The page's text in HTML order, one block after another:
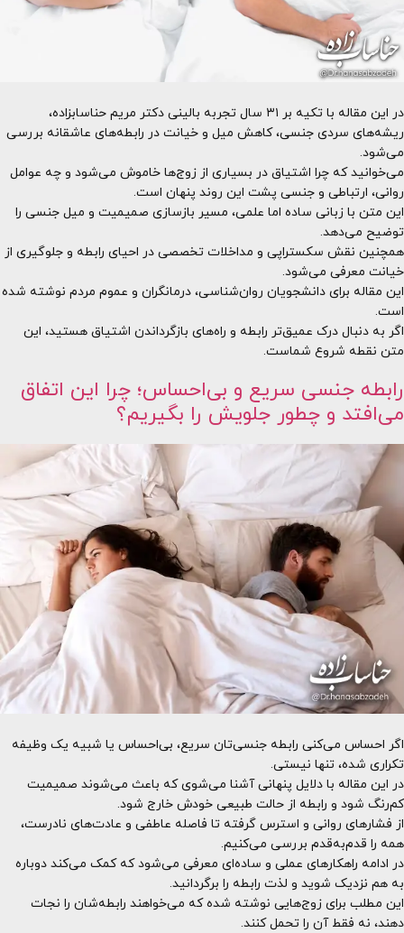
در این مقاله با تکیه بر ۳۱ سال تجربه بالینی دکتر مریم حناسابزاده،
ریشه‌های سردی جنسی، کاهش میل و خیانت در رابطه‌های عاشقانه بررسی
می‌شود.
می‌خوانید که چرا اشتیاق در بسیاری از زوج‌ها خاموش می‌شود و چه عوامل
روانی، ارتباطی و جنسی پشت این روند پنهان است.
این متن با زبانی ساده اما علمی، مسیر بازسازی صمیمیت و میل جنسی را
توضیح می‌دهد.
همچنین نقش سکستراپی و مداخلات تخصصی در احیای رابطه و جلوگیری از
خیانت معرفی می‌شود.
این مقاله برای دانشجویان روان‌شناسی، درمانگران و عموم مردم نوشته شده
است.
اگر به دنبال درک عمیق‌تر رابطه و راه‌های بازگرداندن اشتیاق هستید، این
متن نقطه شروع شماست.
رابطه جنسی سریع و بی‌احساس؛ چرا این اتفاق
می‌افتد و چطور جلویش را بگیریم؟
اگر احساس می‌کنی رابطه جنسی‌تان سریع، بی‌احساس یا شبیه یک وظیفه
تکراری شده، تنها نیستی.
در این مقاله با دلایل پنهانی آشنا می‌شوی که باعث می‌شوند صمیمیت
کم‌رنگ شود و رابطه از حالت طبیعی خودش خارج شود.
از فشارهای روانی و استرس گرفته تا فاصله عاطفی و عادت‌های نادرست،
همه را قدم‌به‌قدم بررسی می‌کنیم.
در ادامه راهکارهای عملی و ساده‌ای معرفی می‌شود که کمک می‌کند دوباره
به هم نزدیک شوید و لذت رابطه را برگردانید.
این مطلب برای زوج‌هایی نوشته شده که می‌خواهند رابطه‌شان را نجات
دهند، نه فقط آن را تحمل کنند.